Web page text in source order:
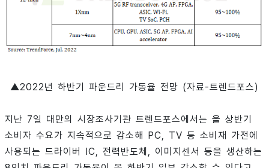
▲2022년 하반기 파운드리 가동율 전망 (자료-트렌드포스)
지난 7일 대만의 시장조사기관 트렌드포스에서는 올 상반기
소비자 수요가 지속적으로 감소해 PC, TV 등 소비재 가전에
사용되는 드라이버 IC, 전력반도체, 이미지센서 등을 생산하는